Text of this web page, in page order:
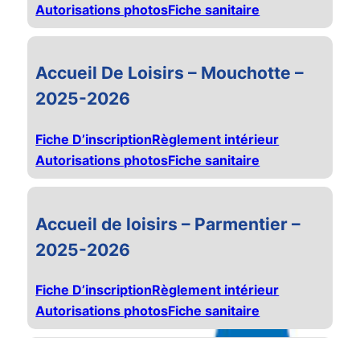
Autorisations photosFiche sanitaire
Accueil De Loisirs – Mouchotte –
2025-2026
Fiche D’inscriptionRèglement intérieur
Autorisations photosFiche sanitaire
Accueil de loisirs – Parmentier –
2025-2026
Fiche D’inscriptionRèglement intérieur
Autorisations photosFiche sanitaire